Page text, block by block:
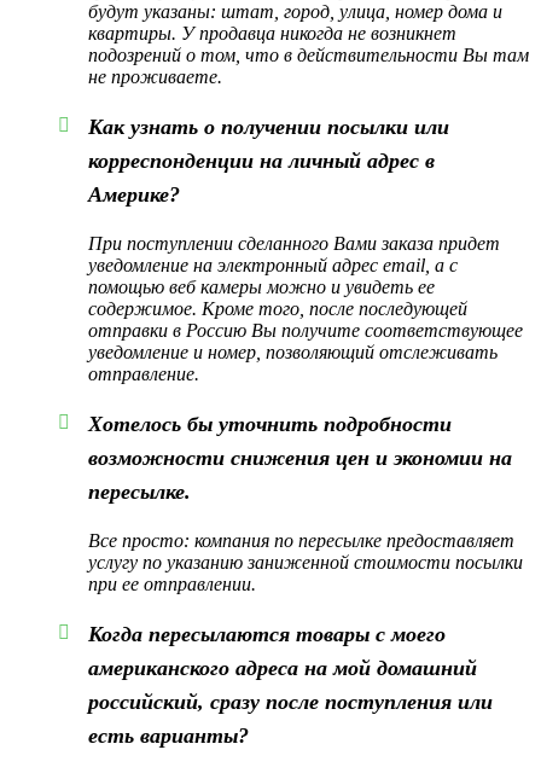
будут указаны: штат, город, улица, номер дома и
квартиры. У продавца никогда не возникнет
подозрений о том, что в действительности Вы там
не проживаете.
Как узнать о получении посылки или
корреспонденции на личный адрес в
Америке?
При поступлении сделанного Вами заказа придет
уведомление на электронный адрес email, а с
помощью веб камеры можно и увидеть ее
содержимое. Кроме того, после последующей
отправки в Россию Вы получите соответствующее
уведомление и номер, позволяющий отслеживать
отправление.
Хотелось бы уточнить подробности
возможности снижения цен и экономии на
пересылке.
Все просто: компания по пересылке предоставляет
услугу по указанию заниженной стоимости посылки
при ее отправлении.
Когда пересылаются товары с моего
американского адреса на мой домашний
российский, сразу после поступления или
есть варианты?